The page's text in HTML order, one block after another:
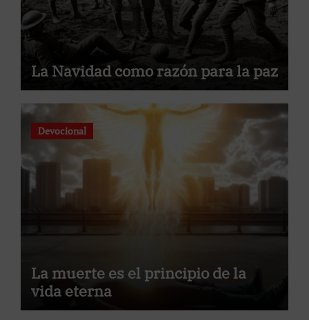
La Navidad como razón para la paz
Devocional
La muerte es el principio de la
vida eterna